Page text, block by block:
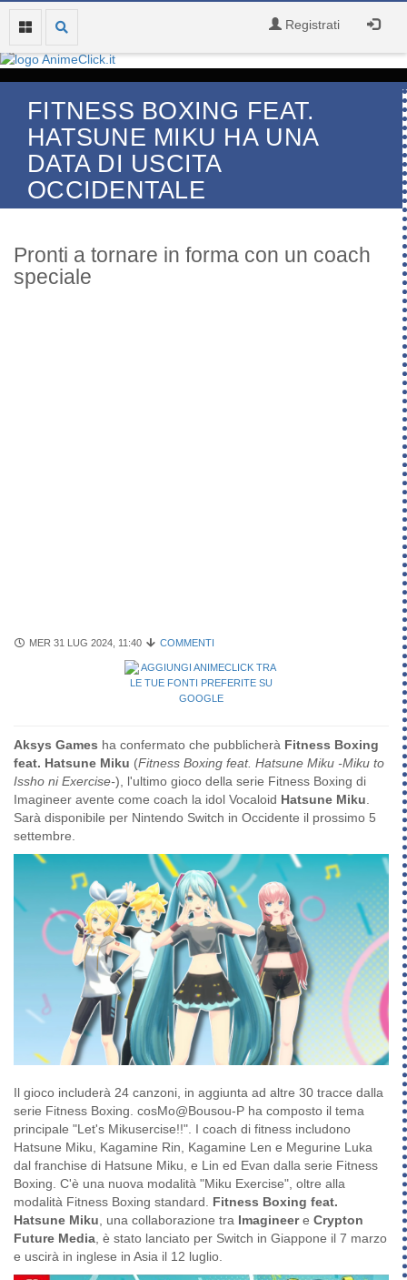
Registrati
FITNESS BOXING FEAT.
HATSUNE MIKU HA UNA
DATA DI USCITA
OCCIDENTALE
Pronti a tornare in forma con un coach
speciale
MER 31 LUG 2024, 11:40 COMMENTI
Aksys Games ha confermato che pubblicherà Fitness Boxing
feat. Hatsune Miku (Fitness Boxing feat. Hatsune Miku -Miku to
Issho ni Exercise-), l'ultimo gioco della serie Fitness Boxing di
Imagineer avente come coach la idol Vocaloid Hatsune Miku
Sarà disponibile per Nintendo Switch in Occidente il prossimo 5
settembre.
Il gioco includerà 24 canzoni, in aggiunta ad altre 30 tracce dalla
serie Fitness Boxing. cosMo@Bousou-P ha composto il tema
principale "Let's Mikusercise!!". I coach di fitness includono
Hatsune Miku, Kagamine Rin, Kagamine Len e Megurine Luka
dal franchise di Hatsune Miku, e Lin ed Evan dalla serie Fitness
Boxing. C'è una nuova modalità "Miku Exercise", oltre alla
modalità Fitness Boxing standard. Fitness Boxing feat.
Hatsune Miku, una collaborazione tra Imagineere Crypton
Future Media, è stato lanciato per Switch in Giappone il 7 marzo
e uscirà in inglese in Asia il 12 luglio.